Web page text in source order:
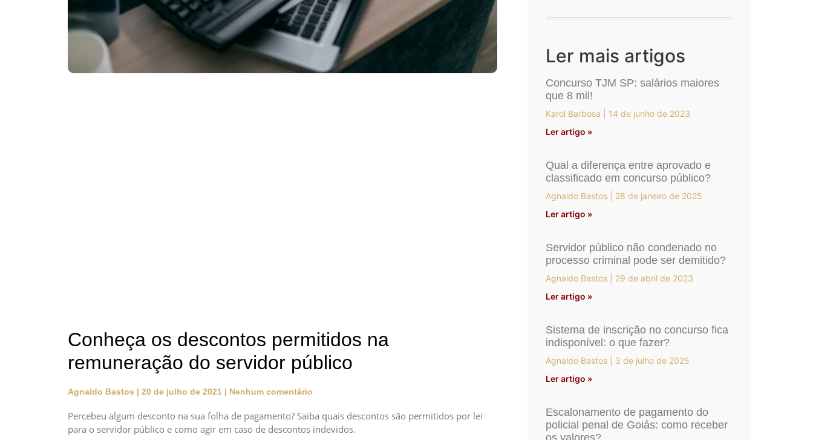
Conheça os descontos permitidos na
remuneração do servidor público
Agnaldo Bastos 20 de julho de 2021 Nenhum comentário
Percebeu algum desconto na sua folha de pagamento? Saiba quais descontos são permitidos por lei
para o servidor público e como agir em caso de descontos indevidos.
Ler mais artigos
Concurso TJM SP: salários maiores
que 8 mil!
Karol Barbosa
14 de junho de 2023
Ler artigo »
Qual a diferença entre aprovado e
classificado em concurso público?
Agnaldo Bastos
28 de janeiro de 2025
Ler artigo »
Servidor público não condenado no
processo criminal pode ser demitido?
Agnaldo Bastos
29 de abril de 2023
Ler artigo »
Sistema de inscrição no concurso fica
indisponível: o que fazer?
Agnaldo Bastos
3 de julho de 2025
Ler artigo »
Escalonamento de pagamento do
policial penal de Goiás: como receber